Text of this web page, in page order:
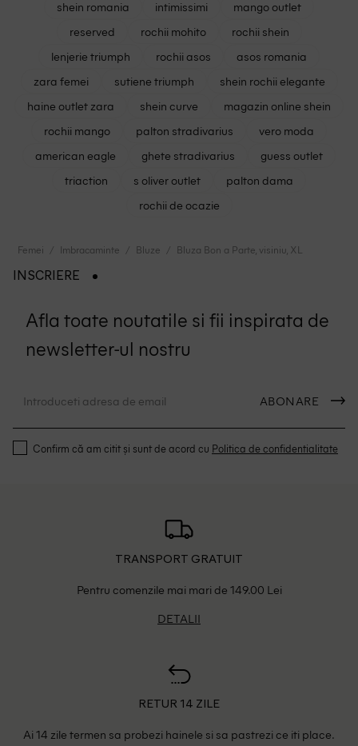
shein romania intimissimi
mango outlet
reserved
rochii mohito
rochii shein
lenjerie triumph
rochii asos
asos romania
zara femei
sutiene triumph
shein rochii elegante
haine outlet zara
shein curve
magazin online shein
rochii mango
palton stradivarius
vero moda
american eagle
ghete stradivarius
guess outlet
triaction
s oliver outlet
palton dama
rochii de ocazie
Femei Imbracaminte Bluze Bluza Bon a Parte, visiniu, XL
INSCRIERE
Afla toate noutatile si fii inspirata de
newsletter-ul nostru
ABONARE
Confirm că am citit și sunt de acord cu Politica de confidentialitate
TRANSPORT GRATUIT
Pentru comenzile mai mari de 149.00 Lei
DETALII
RETUR 14 ZILE
Ai 14 zile termen sa probezi hainele si sa pastrezi ce iti place.